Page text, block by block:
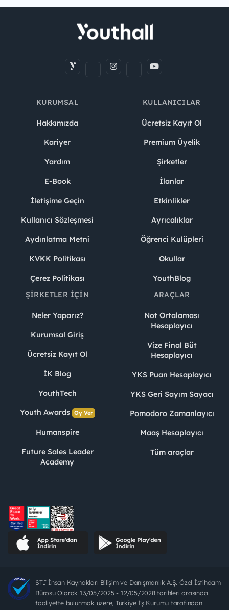
KURUMSAL
Hakkımızda
Kariyer
Yardım
E-Book
İletişime Geçin
Kullanıcı Sözleşmesi
Aydınlatma Metni
KVKK Politikası
Çerez Politikası
KULLANICILAR
Ücretsiz Kayıt Ol
Premium Üyelik
Şirketler
İlanlar
Etkinlikler
Ayrıcalıklar
Öğrenci Kulüpleri
Okullar
YouthBlog
ŞIRKETLER İÇIN
Neler Yaparız?
Kurumsal Giriş
Ücretsiz Kayıt Ol
İK Blog
YouthTech
Youth Awards Oy Ver
Humanspire
Future Sales Leader
Academy
ARAÇLAR
Not Ortalaması
Hesaplayıcı
Vize Final Büt
Hesaplayıcı
YKS Puan Hesaplayıcı
YKS Geri Sayım Sayacı
Pomodoro Zamanlayıcı
Maaş Hesaplayıcı
Tüm araçlar
STJ İnsan Kaynakları Bilişim ve Danışmanlık A.Ş. Özel İstihdam
Bürosu Olarak 13/05/2025 - 12/05/2028 tarihleri arasında
faaliyette bulunmak üzere, Türkiye İş Kurumu tarafından